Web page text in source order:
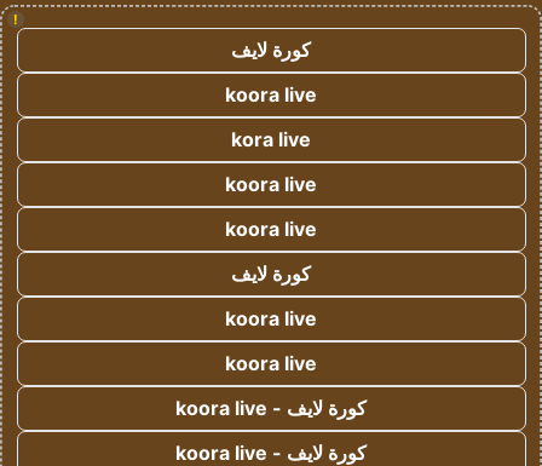
!
كورة لايف
koora live
kora live
koora live
koora live
كورة لايف
koora live
koora live
كورة لايف - koora live
كورة لايف - koora live